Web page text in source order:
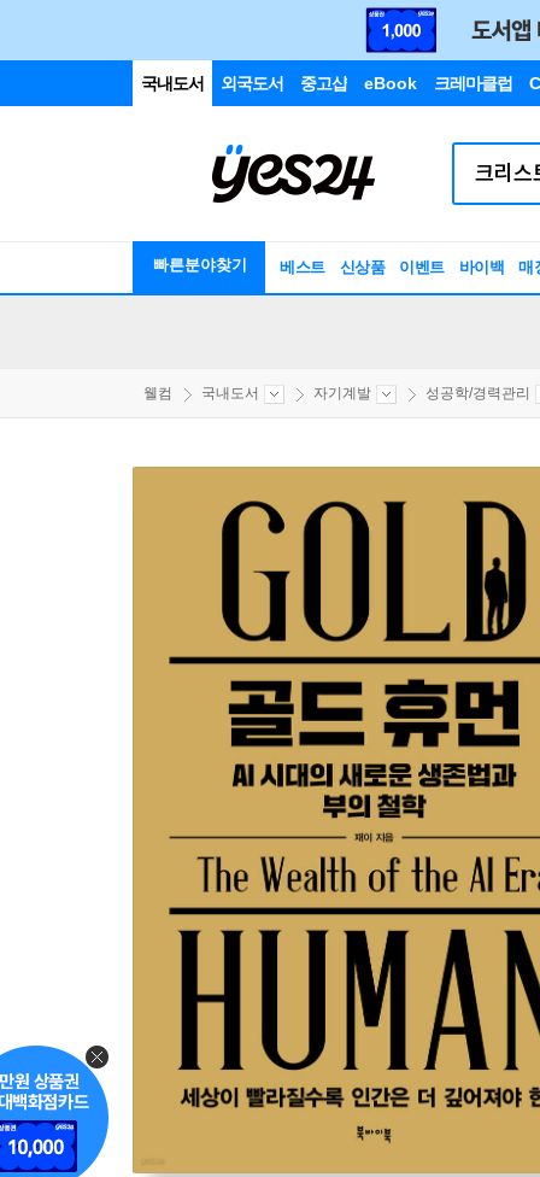
국내도서 외국도서 중고샵 eBook 크레마클럽
빠른분야찾기 베스트 신상품 이벤트 바이백 매
웰컴 국내도서 자기계발 성공학/경력관리